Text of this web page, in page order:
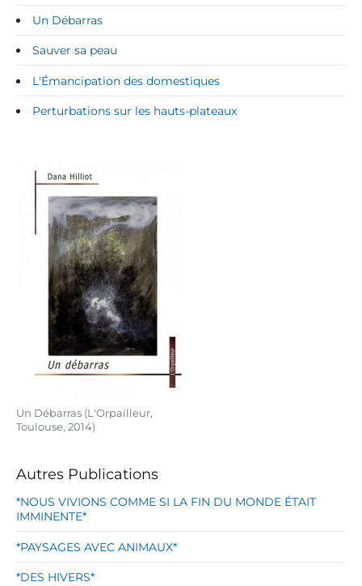
Un Débarras
Sauver sa peau
L'Émancipation des domestiques
Perturbations sur les hauts-plateaux
Un Débarras (L'Orpailleur,
Toulouse, 2014)
Autres Publications
*NOUS VIVIONS COMME SI LA FIN DU MONDE ÉTAIT
IMMINENTE*
*PAYSAGES AVEC ANIMAUX*
*DES HIVERS*